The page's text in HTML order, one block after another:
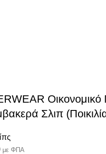
Οικονομικό
Σλιπ
με ΦΠΑ